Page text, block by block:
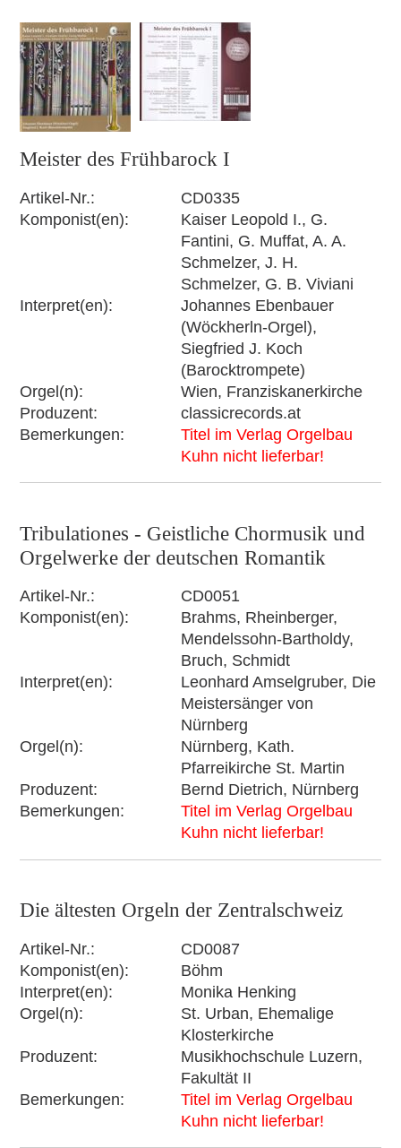
Meister des Frühbarock I
Artikel-Nr.
CD0335
Komponist(en)
Kaiser Leopold I., G.
Fantini, G. Muffat, A. A.
Schmelzer, J. H.
Schmelzer, G. B. Viviani
Interpret(en)
Johannes Ebenbauer
(Wöckherln-Orgel),
Siegfried J. Koch
(Barocktrompete)
Orgel(n)
Wien, Franziskanerkirche
Produzent
classicrecords.at
Bemerkungen
Titel im Verlag Orgelbau
Kuhn nicht lieferbar!
Tribulationes - Geistliche Chormusik und
Orgelwerke der deutschen Romantik
Artikel-Nr.
CD0051
Komponist(en)
Brahms, Rheinberger,
Mendelssohn-Bartholdy,
Bruch, Schmidt
Interpret(en)
Leonhard Amselgruber, Die
Meistersänger von
Nürnberg
Orgel(n)
Nürnberg, Kath.
Pfarreikirche St. Martin
Produzent
Bernd Dietrich, Nürnberg
Bemerkungen
Titel im Verlag Orgelbau
Kuhn nicht lieferbar!
Die ältesten Orgeln der Zentralschweiz
Artikel-Nr.
CD0087
Komponist(en)
Böhm
Interpret(en)
Monika Henking
Orgel(n)
St. Urban, Ehemalige
Klosterkirche
Produzent
Musikhochschule Luzern,
Fakultät II
Bemerkungen
Titel im Verlag Orgelbau
Kuhn nicht lieferbar!